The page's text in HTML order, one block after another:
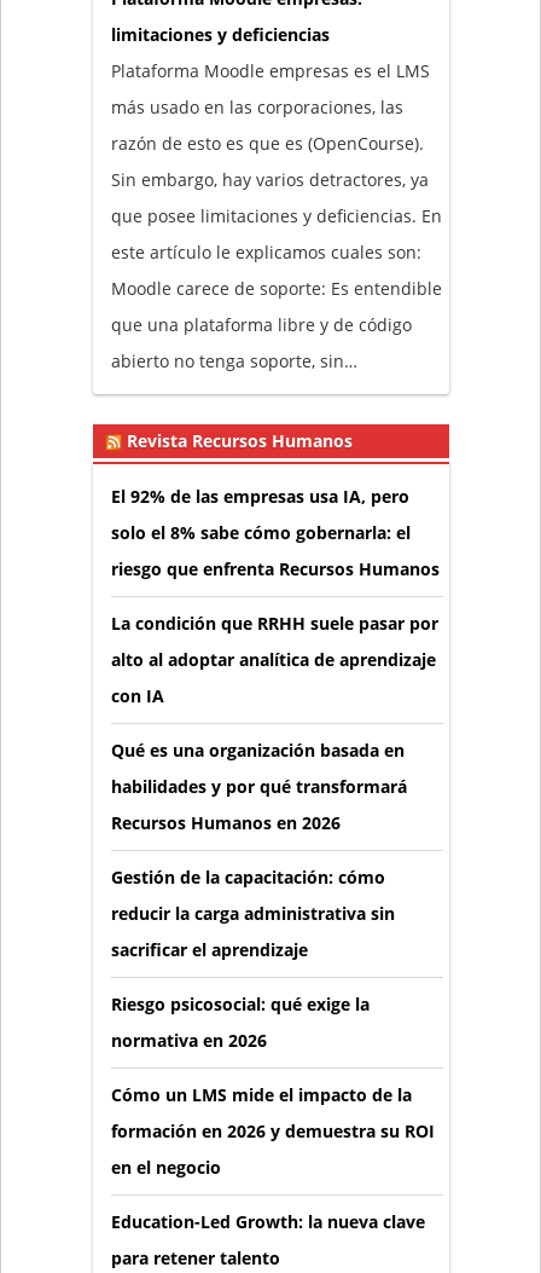
limitaciones y deficiencias
Plataforma Moodle empresas es el LMS
más usado en las corporaciones, las
razón de esto es que es (OpenCourse).
Sin embargo, hay varios detractores, ya
que posee limitaciones y deficiencias. En
este artículo le explicamos cuales son:
Moodle carece de soporte: Es entendible
que una plataforma libre y de código
abierto no tenga soporte, sin…
Revista Recursos Humanos
El 92% de las empresas usa IA, pero
solo el 8% sabe cómo gobernarla: el
riesgo que enfrenta Recursos Humanos
La condición que RRHH suele pasar por
alto al adoptar analítica de aprendizaje
con IA
Qué es una organización basada en
habilidades y por qué transformará
Recursos Humanos en 2026
Gestión de la capacitación: cómo
reducir la carga administrativa sin
sacrificar el aprendizaje
Riesgo psicosocial: qué exige la
normativa en 2026
Cómo un LMS mide el impacto de la
formación en 2026 y demuestra su ROI
en el negocio
Education-Led Growth: la nueva clave
para retener talento